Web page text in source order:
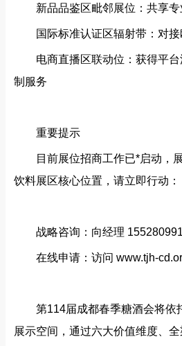
新品品鉴区毗邻展位‌：共享
国际标准认证区辐射带‌：对
电商直播区联动位‌：获得平
制服务
重要提示‌
目前展位招商工作已*启动，‌
饮料展区核心位置，请立即行动：
战略咨询‌：向经理
在线申请‌：访问 ‌www.tjh-
第114届成都春季糖酒会将依
展示空间，通过六大价值维度、